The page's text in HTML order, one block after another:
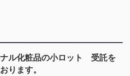
ル化粧品の小ロット 受託を
ります。